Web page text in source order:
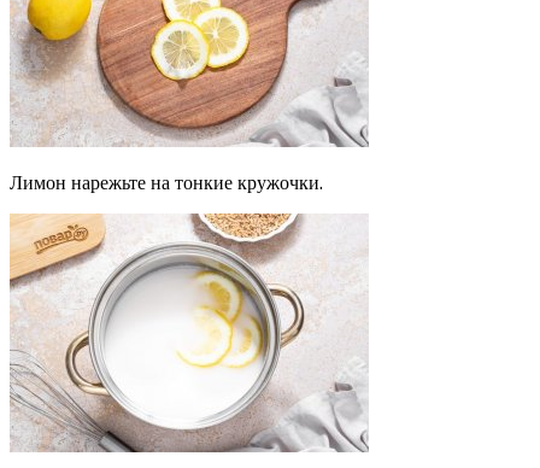
Лимон нарежьте на тонкие кружочки.